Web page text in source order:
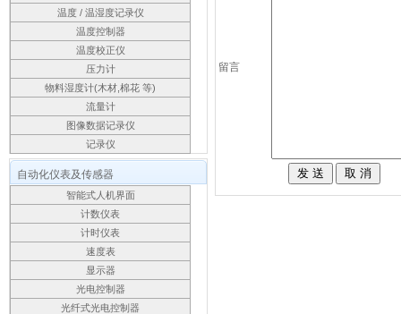
温度 / 温湿度记录仪
温度控制器
温度校正仪
压力计
物料湿度计(木材,棉花 等)
流量计
图像数据记录仪
记录仪
自动化仪表及传感器
智能式人机界面
计数仪表
计时仪表
速度表
显示器
光电控制器
光纤式光电控制器
留言